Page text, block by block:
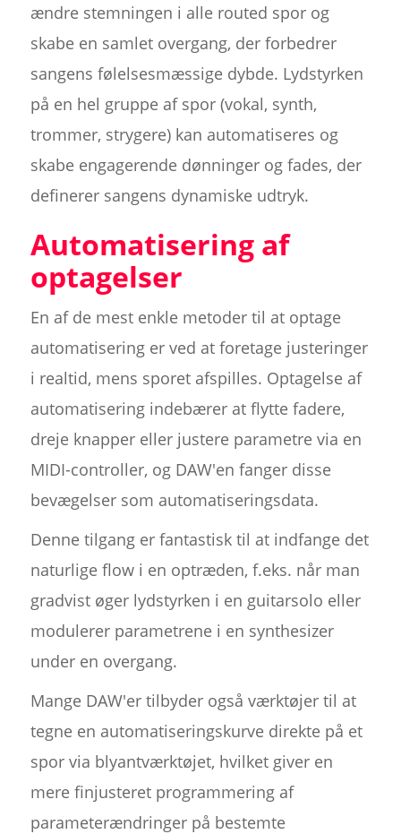
ændre stemningen i alle routed spor og
skabe en samlet overgang, der forbedrer
sangens følelsesmæssige dybde. Lydstyrken
på en hel gruppe af spor (vokal, synth,
trommer, strygere) kan automatiseres og
skabe engagerende dønninger og fades, der
definerer sangens dynamiske udtryk.
Automatisering af
optagelser
En af de mest enkle metoder til at optage
automatisering er ved at foretage justeringer
i realtid, mens sporet afspilles. Optagelse af
automatisering indebærer at flytte fadere,
dreje knapper eller justere parametre via en
MIDI-controller, og DAW'en fanger disse
bevægelser som automatiseringsdata.
Denne tilgang er fantastisk til at indfange det
naturlige flow i en optræden, f.eks. når man
gradvist øger lydstyrken i en guitarsolo eller
modulerer parametrene i en synthesizer
under en overgang.
Mange DAW'er tilbyder også værktøjer til at
tegne en automatiseringskurve direkte på et
spor via blyantværktøjet, hvilket giver en
mere finjusteret programmering af
parameterændringer på bestemte